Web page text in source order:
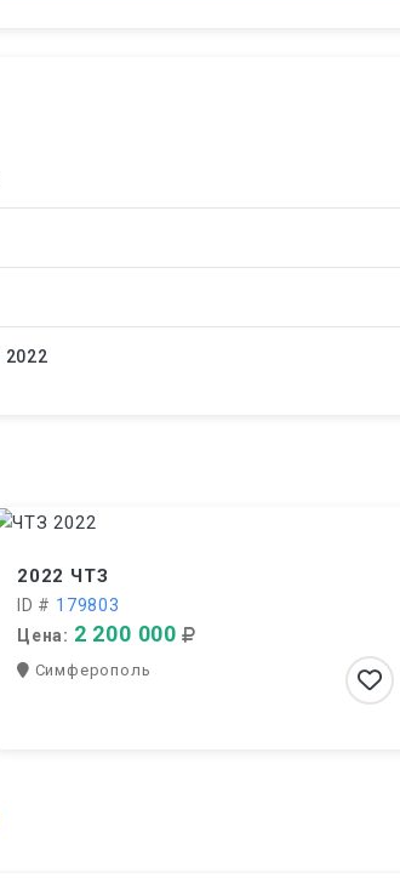
2022
2022 ЧТЗ
ID # 179803
Цена: 2 200 000
Симферополь